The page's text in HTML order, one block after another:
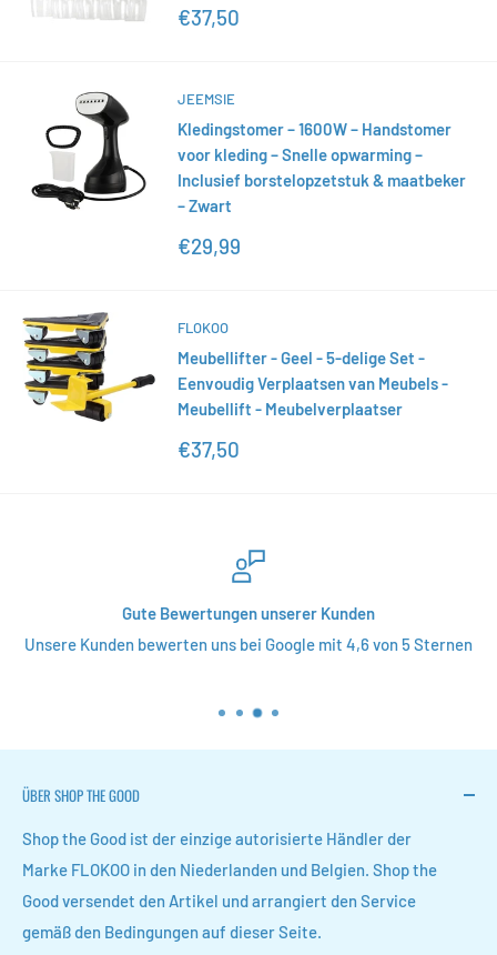
Sonderpreis
€37,50
JEEMSIE
Kledingstomer – 1600W – Handstomer
voor kleding – Snelle opwarming –
Inclusief borstelopzetstuk & maatbeker
– Zwart
Sonderpreis
€29,99
FLOKOO
Meubellifter - Geel - 5-delige Set -
Eenvoudig Verplaatsen van Meubels -
Meubellift - Meubelverplaatser
Sonderpreis
€37,50
Gute Bewertungen unserer Kunden
Unsere Kunden bewerten uns bei Google mit 4,6 von 5 Sternen
ÜBER SHOP THE GOOD
Shop the Good ist der einzige autorisierte Händler der
Marke FLOKOO in den Niederlanden und Belgien. Shop the
Good versendet den Artikel und arrangiert den Service
gemäß den Bedingungen auf dieser Seite.